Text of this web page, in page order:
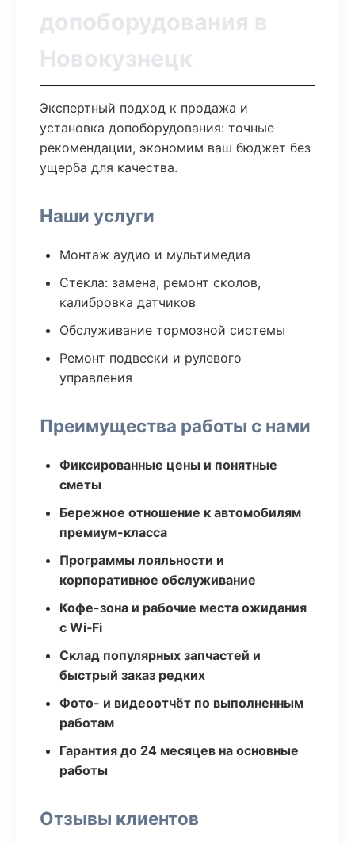
допоборудования в
Новокузнецк
Экспертный подход к продажа и
установка допоборудования: точные
рекомендации, экономим ваш бюджет без
ущерба для качества.
Наши услуги
Монтаж аудио и мультимедиа
Стекла: замена, ремонт сколов,
калибровка датчиков
Обслуживание тормозной системы
Ремонт подвески и рулевого
управления
Преимущества работы с нами
Фиксированные цены и понятные
сметы
Бережное отношение к автомобилям
премиум-класса
Программы лояльности и
корпоративное обслуживание
Кофе-зона и рабочие места ожидания
с Wi‑Fi
Склад популярных запчастей и
быстрый заказ редких
Фото- и видеоотчёт по выполненным
работам
Гарантия до 24 месяцев на основные
работы
Отзывы клиентов